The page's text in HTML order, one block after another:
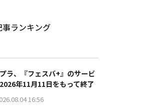
事ランキング
ラ、『フェスバ+』のサービ
年11月11日をもって終了
16:56